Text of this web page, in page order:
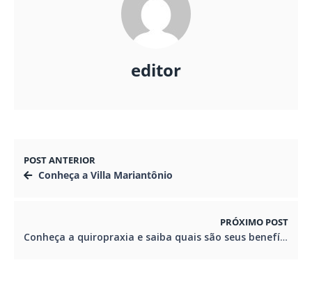
editor
POST ANTERIOR
Conheça a Villa Mariantônio
PRÓXIMO POST
Conheça a quiropraxia e saiba quais são seus benefícios.